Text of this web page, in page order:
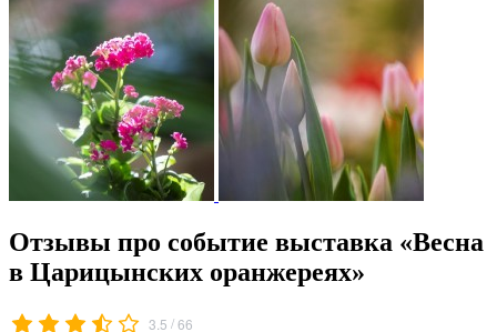
Отзывы про событие выставка «Весна
в Царицынских оранжереях»
3.5 /66